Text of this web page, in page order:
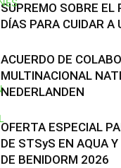
SUPREMO SOBRE EL
DÍAS PARA CUIDAR A
ACUERDO DE
MULTINACIONAL
NEDERLANDEN
OFERTA ESPECIAL
DE STSyS EN AQUA
DE BENIDORM 2026